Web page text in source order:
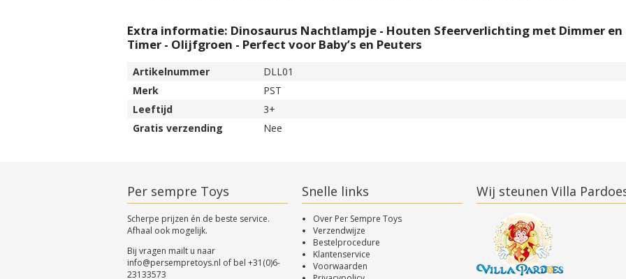
Extra informatie: Dinosaurus Nachtlampje - Houten Sfeerverlichting met Dimmer en
Timer - Olijfgroen - Perfect voor Baby’s en Peuters
Artikelnummer
DLL01
Merk
PST
Leeftijd
3+
Gratis verzending
Nee
Per sempre Toys
Scherpe prijzen én de beste service.
Afhaal ook mogelijk.
Bij vragen mailt u naar
info@persempretoys.nl of bel +31(0)6-
23133573
Snelle links
Over Per Sempre Toys
Verzendwijze
Bestelprocedure
Klantenservice
Voorwaarden
Wij steunen Villa